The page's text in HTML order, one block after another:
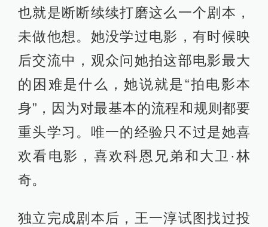
也就是断断续续打磨这么一个剧本，
未做他想。她没学过电影，有时候映
后交流中，观众问她拍这部电影最大
的困难是什么，她说就是“拍电影本
身”，因为对最基本的流程和规则都要
重头学习。唯一的经验只不过是她喜
欢看电影，喜欢科恩兄弟和大卫·林
奇。
独立完成剧本后，王一淳试图找过投